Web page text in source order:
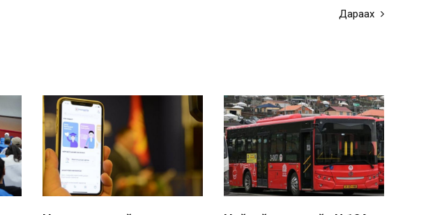
Дараах